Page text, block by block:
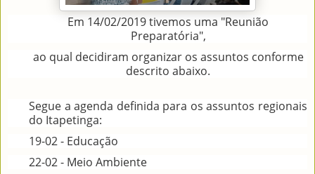
Em 14/02/2019 tivemos uma "Reunião
Preparatória",
ao qual decidiram organizar os assuntos conforme
descrito abaixo.
Segue a agenda definida para os assuntos regionais
do Itapetinga:
19-02 - Educação
22-02 - Meio Ambiente